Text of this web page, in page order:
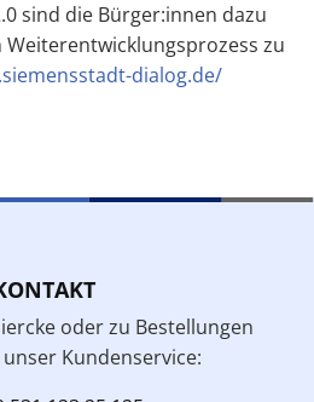
sind die Bürger:innen dazu
zu
dialog.de/
oder zu Bestellungen
Kundenservice: